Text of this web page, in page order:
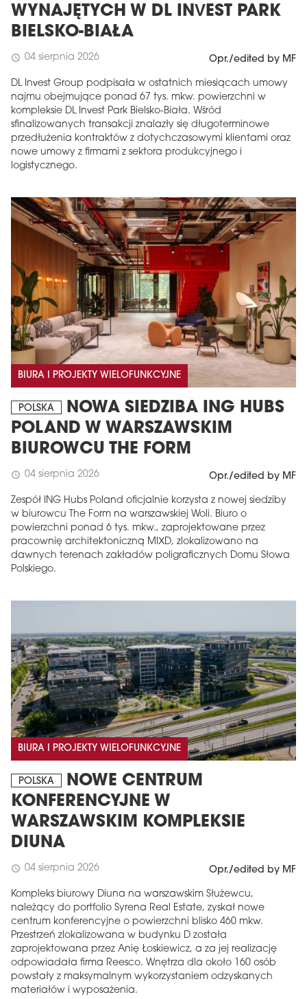
WYNAJĘTYCH W DL INVEST PARK
BIELSKO-BIAŁA
schedule 04 sierpnia 2026 Opr./edited by MF
DL Invest Group podpisała w ostatnich miesiącach umowy
najmu obejmujące ponad 67 tys. mkw. powierzchni w
kompleksie DL Invest Park Bielsko-Biała. Wśród
sfinalizowanych transakcji znalazły się długoterminowe
przedłużenia kontraktów z dotychczasowymi klientami oraz
nowe umowy z firmami z sektora produkcyjnego i
logistycznego.
BIURA I PROJEKTY WIELOFUNKCYJNE
POLSKA
NOWA SIEDZIBA ING HUBS
POLAND W WARSZAWSKIM
BIUROWCU THE FORM
schedule 04 sierpnia 2026 Opr./edited by MF
Zespół ING Hubs Poland oficjalnie korzysta z nowej siedziby
w biurowcu The Form na warszawskiej Woli. Biuro o
powierzchni ponad 6 tys. mkw., zaprojektowane przez
pracownię architektoniczną MIXD, zlokalizowano na
dawnych terenach zakładów poligraficznych Domu Słowa
Polskiego.
BIURA I PROJEKTY WIELOFUNKCYJNE
POLSKA
NOWE CENTRUM
KONFERENCYJNE W
WARSZAWSKIM KOMPLEKSIE
DIUNA
schedule 04 sierpnia 2026 Opr./edited by MF
Kompleks biurowy Diuna na warszawskim Służewcu,
należący do portfolio Syrena Real Estate, zyskał nowe
centrum konferencyjne o powierzchni blisko 460 mkw.
Przestrzeń zlokalizowana w budynku D została
zaprojektowana przez Anię Łoskiewicz, a za jej realizację
odpowiadała firma Reesco. Wnętrza dla około 160 osób
powstały z maksymalnym wykorzystaniem odzyskanych
materiałów i wyposażenia.